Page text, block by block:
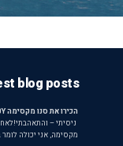
blog posts
הכירו את סנו מקסימה BABY – הדור החדש של הכביסה המבושמת!
מקסימה, אני יכולה